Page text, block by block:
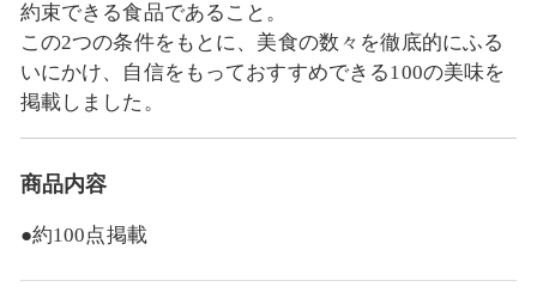
約束できる食品であること。
この2つの条件をもとに、美食の数々を徹底的にふる
いにかけ、自信をもっておすすめできる100の美味を
掲載しました。
商品内容
●約100点掲載